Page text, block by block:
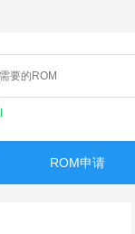
ROM申请